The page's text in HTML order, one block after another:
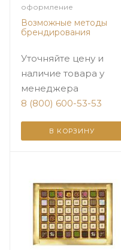
оформление
Возможные методы
брендирования
Уточняйте цену и
наличие товара у
менеджера
8 (800) 600-53-53
В КОРЗИНУ